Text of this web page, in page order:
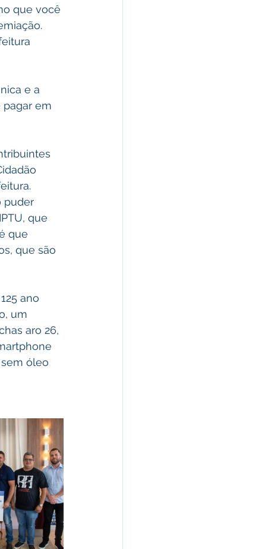
que você
e a
pagar em
puder
que
que
que são
ano
um
aro 26,
óleo